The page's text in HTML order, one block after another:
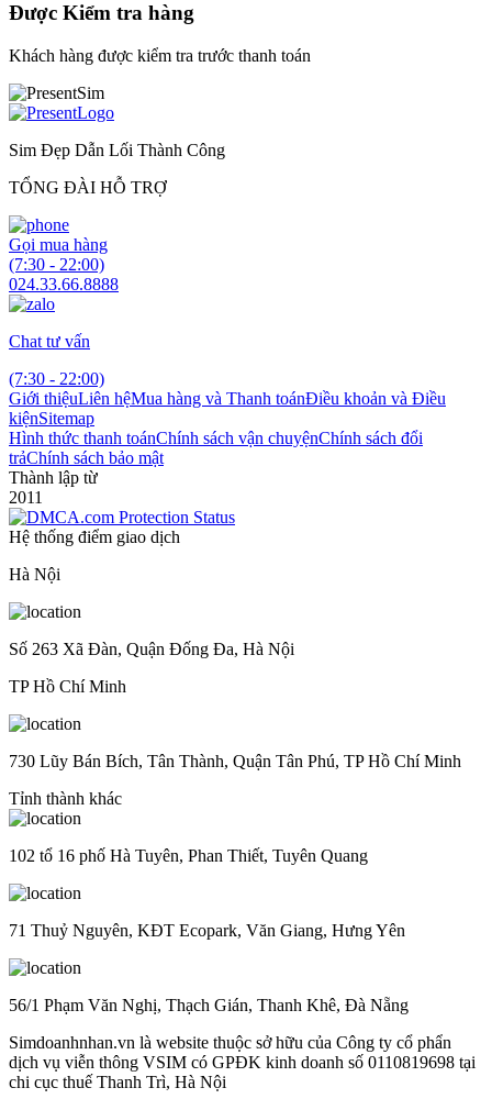
Được Kiểm tra hàng
Khách hàng được kiểm tra trước thanh toán
Sim Đẹp Dẫn Lối Thành Công
TỔNG ĐÀI HỖ TRỢ
Gọi mua hàng
(7:30 - 22:00)
024.33.66.8888
Chat tư vấn
(7:30 - 22:00)
Giới thiệuLiên hệMua hàng và Thanh toánĐiều khoản và Điều
kiệnSitemap
Hình thức thanh toánChính sách vận chuyệnChính sách đổi
trảChính sách bảo mật
Thành lập từ
2011
Hệ thống điểm giao dịch
Hà Nội
Số 263 Xã Đàn, Quận Đống Đa, Hà Nội
TP Hồ Chí Minh
730 Lũy Bán Bích, Tân Thành, Quận Tân Phú, TP Hồ Chí Minh
Tỉnh thành khác
102 tổ 16 phố Hà Tuyên, Phan Thiết, Tuyên Quang
71 Thuỷ Nguyên, KĐT Ecopark, Văn Giang, Hưng Yên
56/1 Phạm Văn Nghị, Thạch Gián, Thanh Khê, Đà Nẵng
Simdoanhnhan.vn là website thuộc sở hữu của Công ty cổ phẩn
dịch vụ viễn thông VSIM có GPĐK kinh doanh số 0110819698 tại
chi cục thuế Thanh Trì, Hà Nội